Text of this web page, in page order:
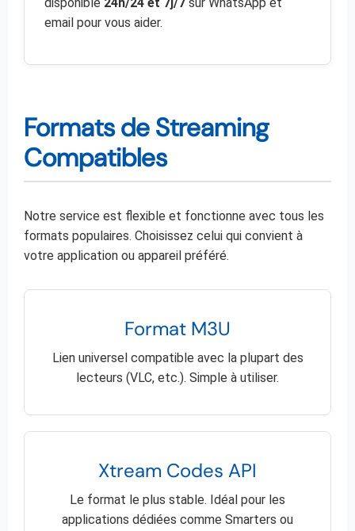
disponible 24h/24 et 7j/7 sur WhatsApp et
email pour vous aider.
Formats de Streaming
Compatibles
Notre service est flexible et fonctionne avec tous les
formats populaires. Choisissez celui qui convient à
votre application ou appareil préféré.
Format M3U
Lien universel compatible avec la plupart des
lecteurs (VLC, etc.). Simple à utiliser.
Xtream Codes API
Le format le plus stable. Idéal pour les
applications dédiées comme Smarters ou